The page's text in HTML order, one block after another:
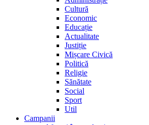
Cultură
Economic
Educație
Actualitate
Justiție
Mișcare Civică
Politică
Religie
Sănătate
Social
Sport
Util
Campanii